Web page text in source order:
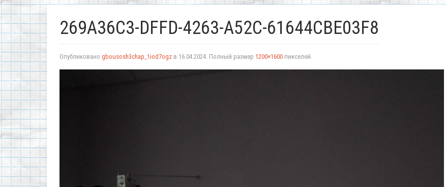
269A36C3-DFFD-4263-A52C-61644CBE03F8
Опубликовано gbousosh3chap_1iod7ogz в 16.04.2024. Полный размер 1200×1600 пикселей.